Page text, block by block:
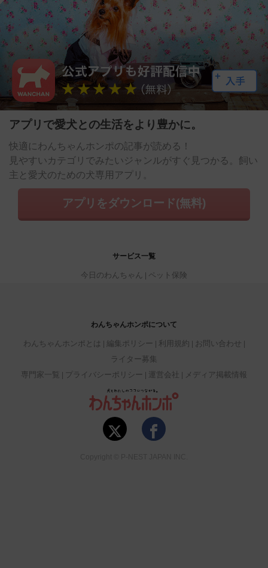
アプリで愛犬との生活をより豊かに。
快適にわんちゃんホンポの記事が読める！
見やすいカテゴリでみたいジャンルがすぐ見つかる。飼い
主と愛犬のための犬専用アプリ。
アプリをダウンロード(無料)
サービス一覧
今日のわんちゃん ペット保険
わんちゃんホンポについて
わんちゃんホンポとは 編集ポリシー 利用規約
お問い合わせ
ライター募集
専門家一覧
プライバシーポリシー 運営会社 メディア掲載情報